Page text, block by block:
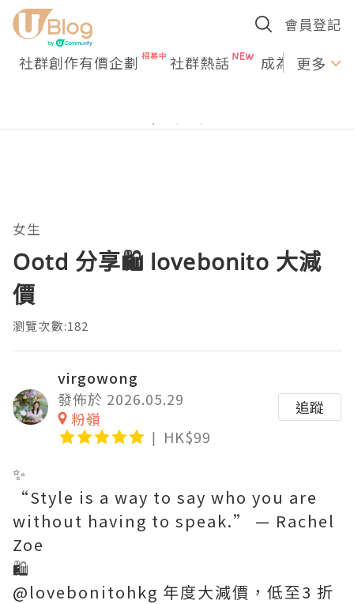
會員登記
社群創作有價企劃 社群熱話 成為U更多
女生
Ootd 分享🛍️ lovebonito 大減
價
瀏覽次數:182
virgowong
發佈於 2026.05.29
粉嶺
HK$99
追蹤
✨
“Style is a way to say who you are
without having to speak.” — Rachel
Zoe
🛍️
@lovebonitohkg 年度大減價，低至3 折